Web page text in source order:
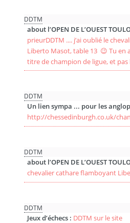
DDTM
about l’OPEN DE L’OUEST
prieurDDTM .... j’ai oublié le chevalier cathare flamboyant
Liberto Masot, table 13 😉 Tu en as oublié un autre pour le
titre de champion de ligue, et
DDTM
Un lien sympa ... pour les
http://chessedinburgh.co.uk/
DDTM
about l’OPEN DE L’OUEST
chevalier cathare flamboyant
DDTM
Jeux d’échecs : DDTM sur le site